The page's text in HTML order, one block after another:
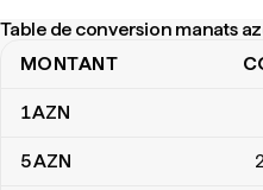
Table de conversion manats
Table de conversion manats
MONTANT
1AZN
5AZN